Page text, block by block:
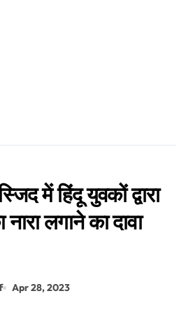
में हिंदू युवकों द्वारा
लगाने का दावा
Apr 28, 2023